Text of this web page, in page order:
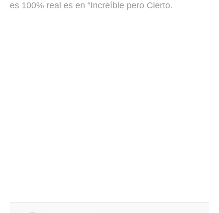
es 100% real es en “Increíble pero Cierto.